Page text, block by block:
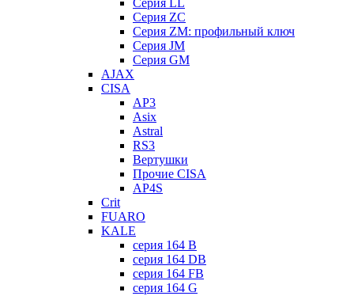
Серия LL
Серия ZC
Серия ZM: профильный ключ
Серия JM
Серия GM
AJAX
CISA
AP3
Asix
Astral
RS3
Вертушки
Прочие CISA
AP4S
Crit
FUARO
KALE
серия 164 B
серия 164 DB
серия 164 FB
серия 164 G